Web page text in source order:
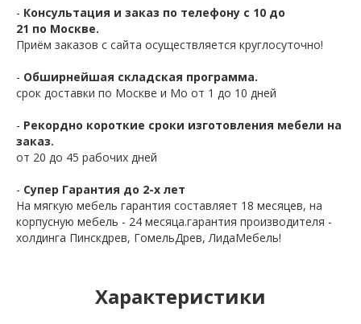
- Консультация и заказ по телефону с 10 до
21 по Москве.
Приём заказов с сайта осуществляется круглосуточно!
- Обширнейшая складская программа.
срок доставки по Москве и Мо от 1 до 10 дней
- Рекордно короткие сроки изготовления мебели на
заказ.
от 20 до 45 рабочих дней
- Супер Гарантия до 2-х лет
На мягкую мебель гарантия составляет 18 месяцев, на
корпусную мебель - 24 месяца.гарантия производителя -
холдинга Пинскдрев, ГомельДрев, ЛидаМебель!
Характеристики